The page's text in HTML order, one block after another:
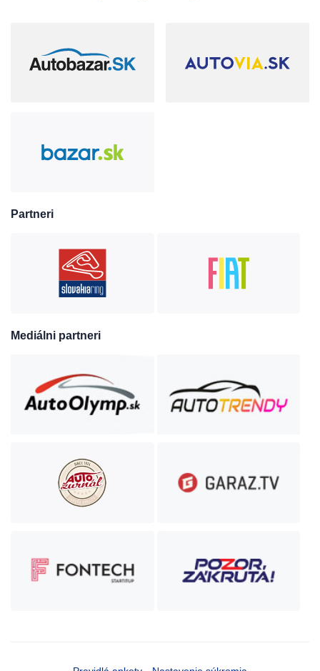
Partneri
Mediálni partneri